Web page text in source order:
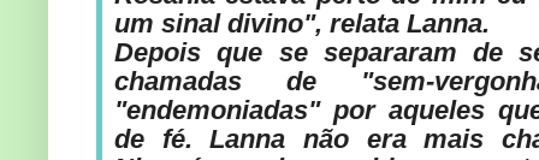
um sinal divino", relata Lanna.
Depois que se separaram de
chamadas de "sem-
"endemoniadas" por aqueles
de fé. Lanna não era mais